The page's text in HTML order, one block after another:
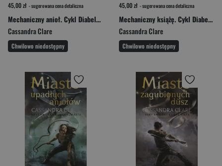
45,00 zł - sugerowana cena detaliczna
Mechaniczny anioł. Cykl Diabelskie maszyny. Tom 1
Cassandra Clare
Chwilowo niedostępny
45,00 zł - sugerowana cena detaliczna
Mechaniczny książę. Cykl Diabelskie maszyny. Tom 2
Cassandra Clare
Chwilowo niedostępny